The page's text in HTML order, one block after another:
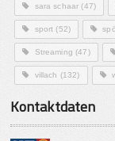
sara schaar (47)
sport (52) spö
Streaming (47)
villach (132)
Kontaktdaten